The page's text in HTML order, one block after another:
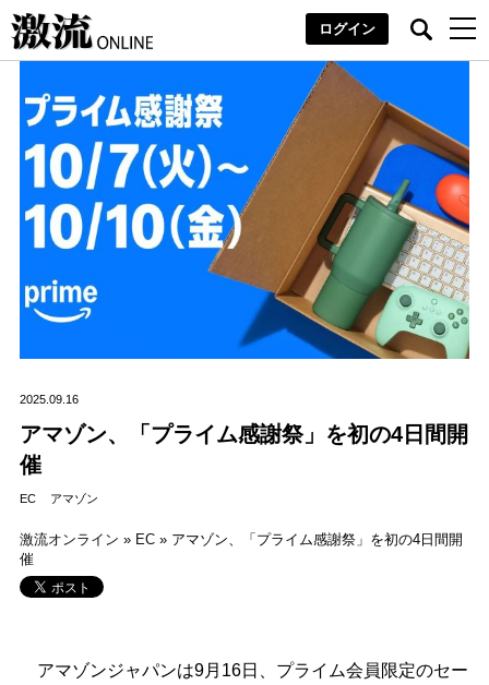
ログイン
2025.09.16
アマゾン、「プライム感謝祭」を初の4日間開
催
EC アマゾン
激流オンライン » EC» アマゾン、「プライム感謝祭」を初の4日間開
催
アマゾンジャパンは9月16日、プライム会員限定のセー